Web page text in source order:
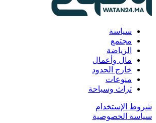
سياسة
مجتمع
الرياضة
مال وأعمال
خارج الحدود
منوعات
تراث وسياحة
الإستخدام
الخصوصية